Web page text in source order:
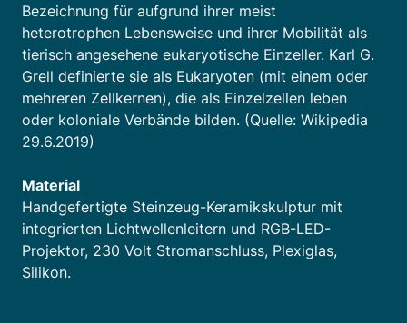
Bezeichnung für aufgrund ihrer meist
heterotrophen Lebensweise und ihrer Mobilität als
tierisch angesehene eukaryotische Einzeller. Karl G.
Grell definierte sie als Eukaryoten (mit einem oder
mehreren Zellkernen), die als Einzelzellen leben
oder koloniale Verbände bilden. (Quelle: Wikipedia
29.6.2019)
Material
Handgefertigte Steinzeug-Keramikskulptur mit
integrierten Lichtwellenleitern und RGB-LED-
Projektor, 230 Volt Stromanschluss, Plexiglas,
Silikon.